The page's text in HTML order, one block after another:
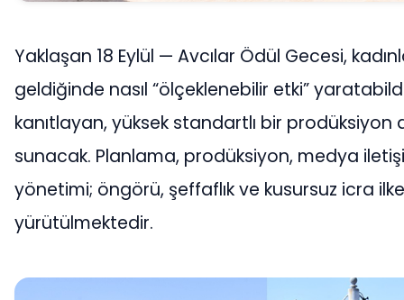
Yaklaşan 18 Eylül — Avcılar Ödül Gecesi,
geldiğinde nasıl “ölçeklenebilir etki”
kanıtlayan, yüksek standartlı bir prodüksiyon
sunacak. Planlama, prodüksiyon, medya
yönetimi; öngörü, şeffaflık ve kusursuz icra
yürütülmektedir.